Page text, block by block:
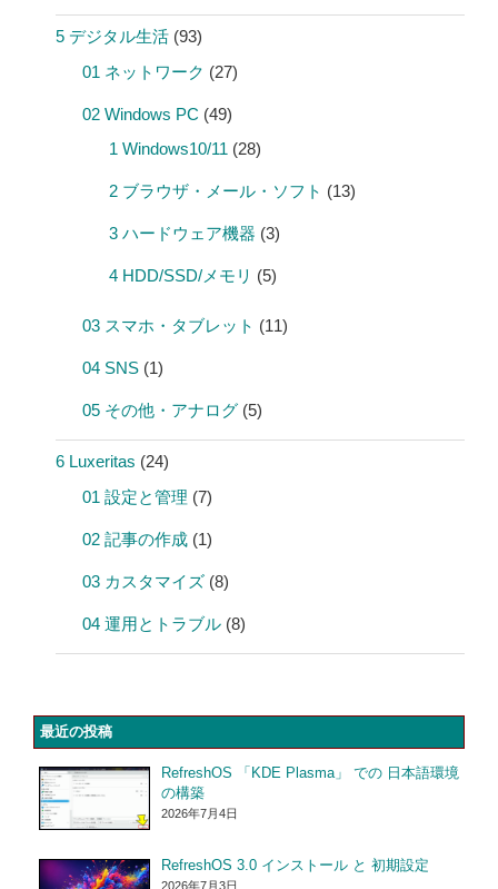
5 デジタル生活 (93)
01 ネットワーク (27)
02 Windows PC (49)
1 Windows10/11 (28)
2 ブラウザ・メール・ソフト (13)
3 ハードウェア機器 (3)
4 HDD/SSD/メモリ (5)
03 スマホ・タブレット (11)
04 SNS (1)
05 その他・アナログ (5)
6 Luxeritas (24)
01 設定と管理 (7)
02 記事の作成 (1)
03 カスタマイズ (8)
04 運用とトラブル (8)
最近の投稿
RefreshOS 「KDE Plasma」 での 日本語環境
の構築
2026年7月4日
RefreshOS 3.0 インストール と 初期設定
2026年7月3日